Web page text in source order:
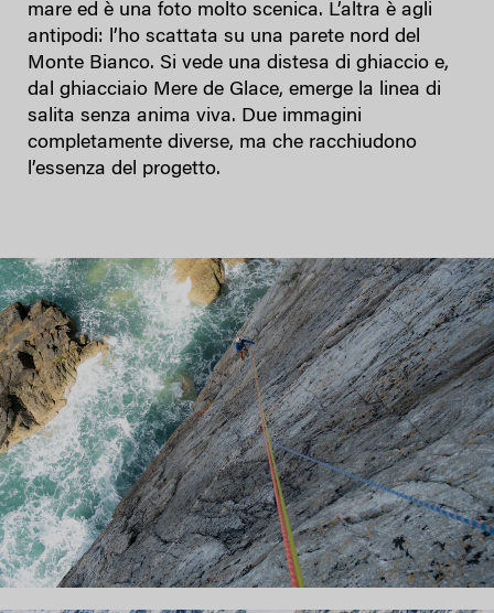
mare ed è una foto molto scenica. L’altra è agli
antipodi: l’ho scattata su una parete nord del
Monte Bianco. Si vede una distesa di ghiaccio e,
dal ghiacciaio Mere de Glace, emerge la linea di
salita senza anima viva. Due immagini
completamente diverse, ma che racchiudono
l’essenza del progetto.